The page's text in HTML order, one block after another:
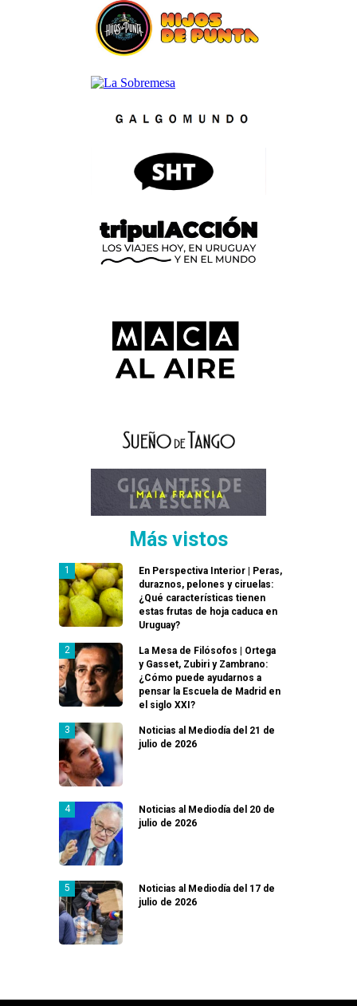
Más vistos
En Perspectiva Interior | Peras,
duraznos, pelones y ciruelas:
¿Qué características tienen
estas frutas de hoja caduca en
Uruguay?
La Mesa de Filósofos | Ortega
y Gasset, Zubiri y Zambrano:
¿Cómo puede ayudarnos a
pensar la Escuela de Madrid en
el siglo XXI?
Noticias al Mediodía del 21 de
julio de 2026
Noticias al Mediodía del 20 de
julio de 2026
Noticias al Mediodía del 17 de
julio de 2026